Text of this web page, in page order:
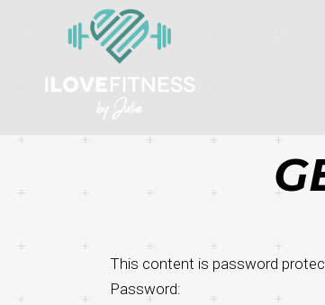
This content is password
Password: